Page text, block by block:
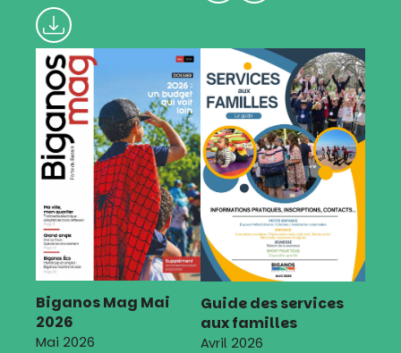
Biganos Mag Mai
2026
Mai 2026
Guide des services
aux familles
Avril 2026